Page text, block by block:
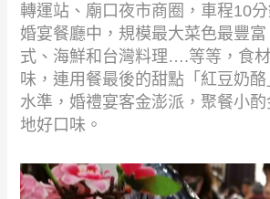
轉運站、廟口夜市商圈，車程10
婚宴餐廳中，規模最大菜色最豐富
式、海鮮和台灣料理….等等，食
味，連用餐最後的甜點「紅豆奶
水準，婚禮宴客金澎派，聚餐小
地好口味。